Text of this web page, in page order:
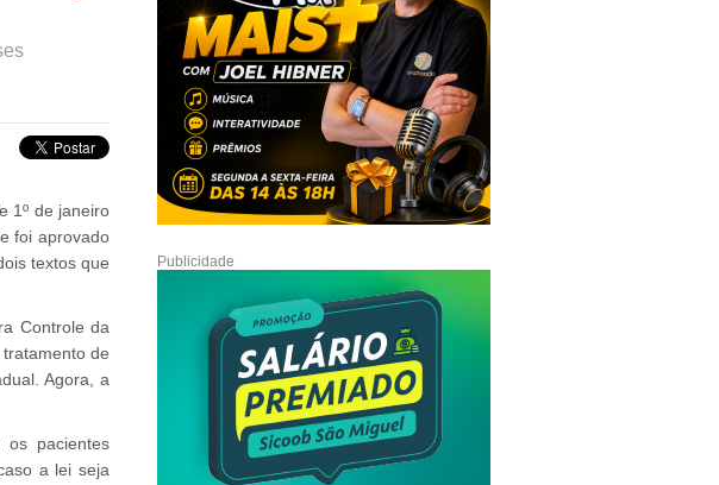
1º de janeiro
foi aprovado
textos que
Controle da
de
Agora, a
os pacientes
a lei seja
Publicidade